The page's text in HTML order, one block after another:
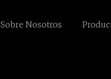
Sobre Nosotros